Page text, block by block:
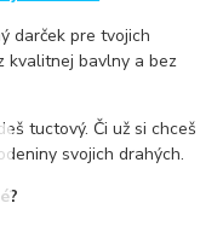
darček pre tvojich
kvalitnej bavlny a bez
tuctový. Či už si chceš
svojich drahých.